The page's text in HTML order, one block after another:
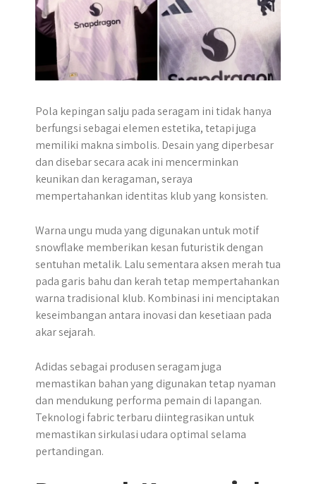
Pola kepingan salju pada seragam ini tidak hanya
berfungsi sebagai elemen estetika, tetapi juga
memiliki makna simbolis. Desain yang diperbesar
dan disebar secara acak ini mencerminkan
keunikan dan keragaman, seraya
mempertahankan identitas klub yang konsisten.
Warna ungu muda yang digunakan untuk motif
snowflake memberikan kesan futuristik dengan
sentuhan metalik. Lalu sementara aksen merah tua
pada garis bahu dan kerah tetap mempertahankan
warna tradisional klub. Kombinasi ini menciptakan
keseimbangan antara inovasi dan kesetiaan pada
akar sejarah.
Adidas sebagai produsen seragam juga
memastikan bahan yang digunakan tetap nyaman
dan mendukung performa pemain di lapangan.
Teknologi fabric terbaru diintegrasikan untuk
memastikan sirkulasi udara optimal selama
pertandingan.